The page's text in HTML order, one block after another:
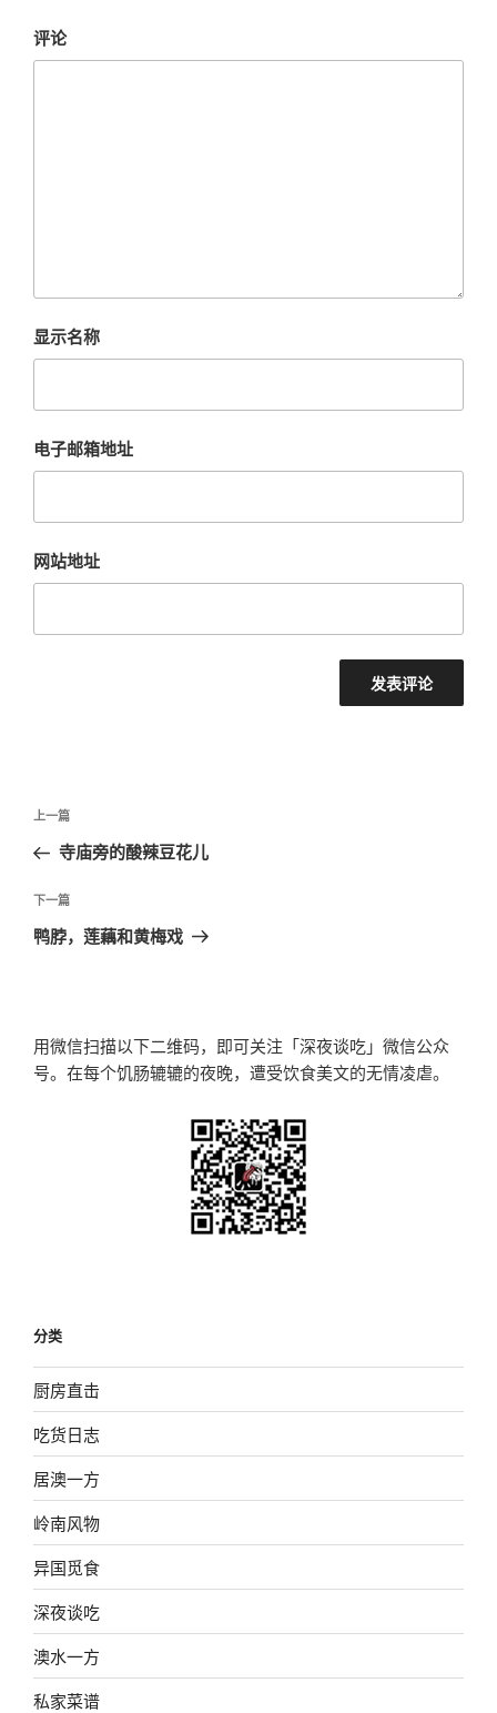
评论
显示名称
电子邮箱地址
网站地址
文
导
航
上
一
文
章
上一篇
寺庙旁的酸辣豆花儿
下
一
下一篇
鸭脖，莲藕和黄梅戏
用微信扫描以下二维码，即可关注「深夜谈吃」微信公众
号。在每个饥肠辘辘的夜晚，遭受饮食美文的无情凌虐。
分类
厨房直击
吃货日志
居澳一方
岭南风物
异国觅食
深夜谈吃
澳水一方
私家菜谱